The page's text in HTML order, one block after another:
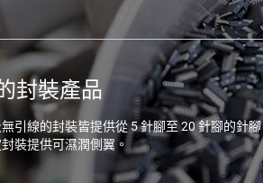
封裝產品
引線的封裝皆提供從 5 針腳至 20 針腳的針腳
裝提供可濕潤側翼。